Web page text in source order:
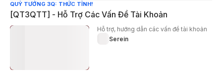
QUỶ TƯỚNG 3Q: THỨC TỈNH!
[QT3QTT] - Hỗ Trợ Các Vấn Đề Tài Khoản
Hỗ trợ, hướng dẫn các vấn đề tài khoản
Serein